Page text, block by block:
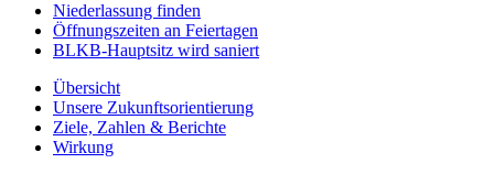
Niederlassung finden
Öffnungszeiten an Feiertagen
BLKB-Hauptsitz wird saniert
Übersicht
Unsere Zukunftsorientierung
Ziele, Zahlen & Berichte
Wirkung